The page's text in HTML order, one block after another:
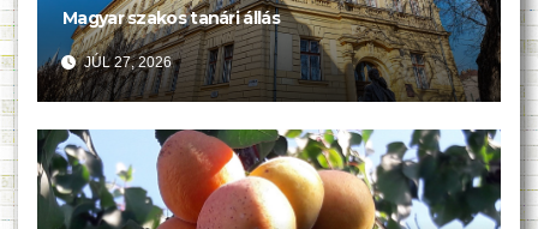
Magyar szakos tanári állás
JÚL 27, 2026